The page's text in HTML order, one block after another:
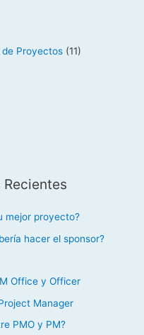
Proyectos (11)
mejor proyecto?
hacer el sponsor?
Office y Officer
Manager
PMO y PM?